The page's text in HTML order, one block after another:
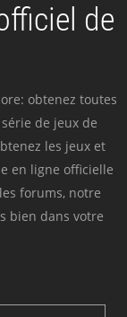
de
obtenez toutes
de jeux de
les jeux et
en ligne officielle
forums, notre
bien dans votre